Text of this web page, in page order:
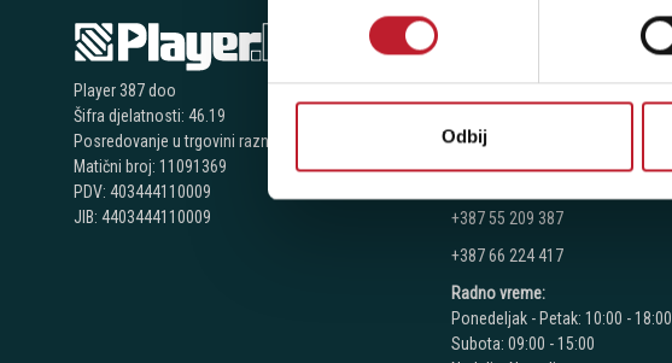
Odbij
Player 387 doo
Šifra djelatnosti: 46.19
Posredovanje u trgovini raznovrsnim proizvodima
Matični broj: 11091369
PDV: 403444110009
JIB: 4403444110009
NAŠE PRODAVNICE
Bijeljina - Njegoševa 16
Telefoni:
+387 55 209 387
+387 66 224 417
Radno vreme:
Ponedeljak - Petak: 10:00 - 18:00
Subota: 09:00 - 15:00